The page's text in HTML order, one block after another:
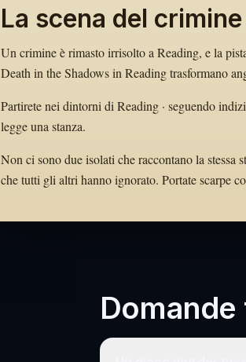
La scena del
Un crimine è rimasto irrisolto a Reading, e la
Death in the Shadows in Reading trasformano
Partirete nei dintorni di Reading · seguendo
legge una stanza.
Non ci sono due isolati che raccontano la stessa
che tutti gli altri hanno ignorato. Portate scarpe